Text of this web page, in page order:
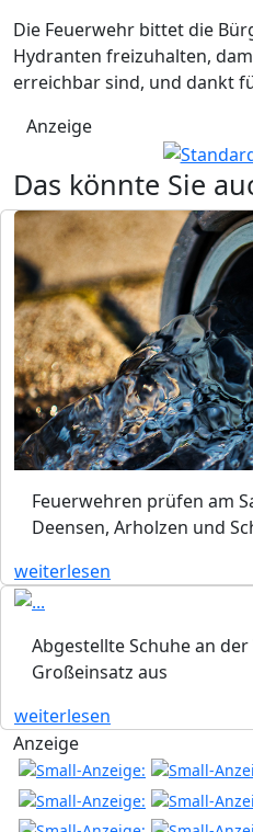
Die Feuerwehr bittet die
Hydranten freizuhalten,
erreichbar sind, und dankt
Anzeige
Das könnte Sie
Feuerwehren prüfen am
Deensen, Arholzen und
weiterlesen
Abgestellte Schuhe an
Großeinsatz aus
weiterlesen
Anzeige